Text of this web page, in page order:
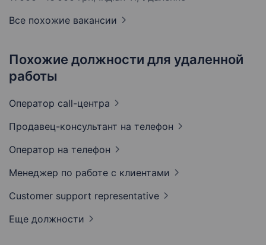
Все похожие вакансии
Похожие должности для удаленной
работы
Оператор call-центра
Продавец-консультант на телефон
Оператор на телефон
Менеджер по работе с клиентами
Customer support representative
Еще должности